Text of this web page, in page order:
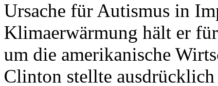
Ursache für Autismus in
Klimaerwärmung hält er
um die amerikanische
Clinton stellte